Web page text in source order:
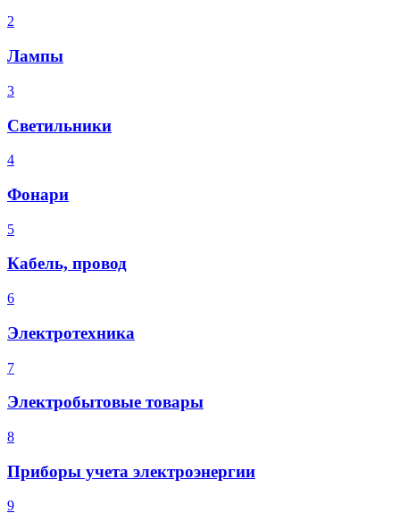
2
Лампы
3
Светильники
4
Фонари
5
Кабель, провод
6
Электротехника
7
Электробытовые товары
8
Приборы учета электроэнергии
9